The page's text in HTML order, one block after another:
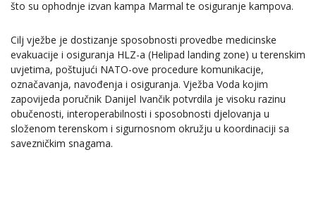
što su ophodnje izvan kampa Marmal te osiguranje kampova.
Cilj vježbe je dostizanje sposobnosti provedbe medicinske
evakuacije i osiguranja HLZ-a (Helipad landing zone) u terenskim
uvjetima, poštujući NATO-ove procedure komunikacije,
označavanja, navođenja i osiguranja. Vježba Voda kojim
zapovijeda poručnik Danijel Ivančik potvrdila je visoku razinu
obučenosti, interoperabilnosti i sposobnosti djelovanja u
složenom terenskom i sigurnosnom okružju u koordinaciji sa
savezničkim snagama.